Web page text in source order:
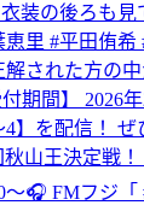
装の後ろも見
葉恵里 #平田
された方の
間】 2026年
を配信！ ぜ
山王決定戦
～🎧 FMフジ